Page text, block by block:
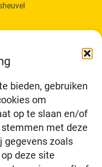
bieden, gebruiken
om
op te slaan en/of
met deze
gegevens zoals
deze site